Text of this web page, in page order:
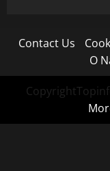
Contact Us
O